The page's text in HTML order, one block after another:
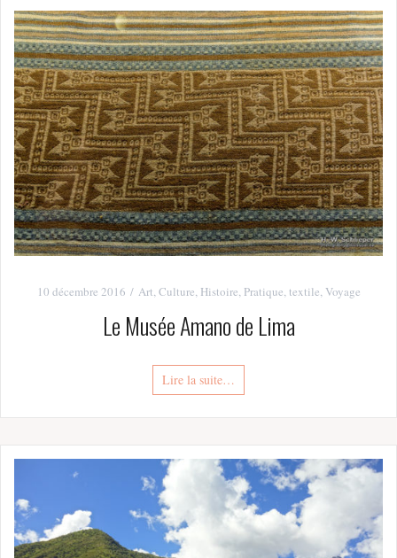
10 décembre 2016 Art,Culture, Histoire, Pratique,textile,Voyage
Le Musée Amano de Lima
Lire la suite…